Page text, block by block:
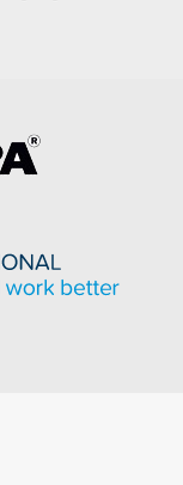
corrosive and